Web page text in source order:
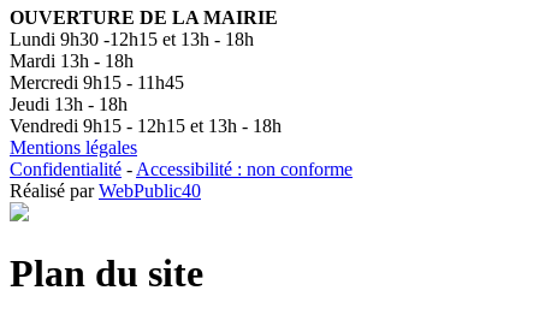
OUVERTURE DE LA MAIRIE
Lundi 9h30 -12h15 et 13h - 18h
Mardi 13h - 18h
Mercredi 9h15 - 11h45
Jeudi 13h - 18h
Vendredi 9h15 - 12h15 et 13h - 18h
Mentions légales
Confidentialité - Accessibilité : non conforme
Réalisé parWebPublic40
Plan du site